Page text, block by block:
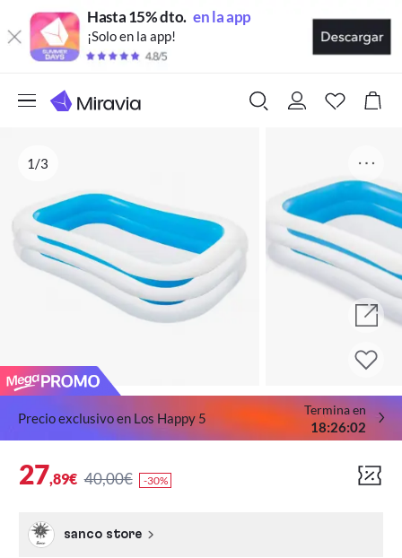
Hasta 15% dto. en la app
¡Solo en la app!
1/3
Precio exclusivo en Los Happy 5
Termina en
18:26:02
27,89€ 40,00€ -30%
sanco store